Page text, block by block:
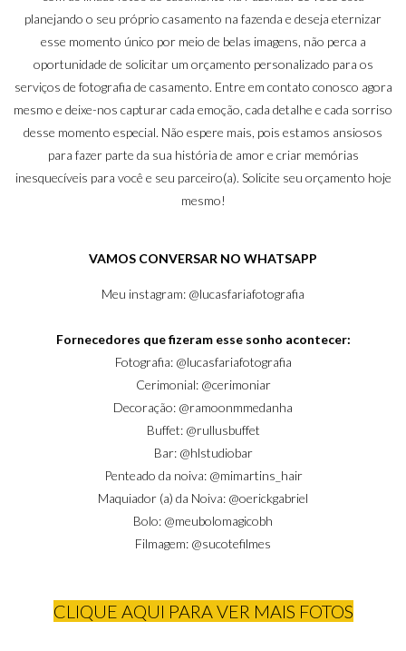
planejando o seu próprio casamento na fazenda e deseja eternizar
esse momento único por meio de belas imagens, não perca a
oportunidade de solicitar um orçamento personalizado para os
serviços de fotografia de casamento. Entre em contato conosco agora
mesmo e deixe-nos capturar cada emoção, cada detalhe e cada sorriso
desse momento especial. Não espere mais, pois estamos ansiosos
para fazer parte da sua história de amor e criar memórias
inesquecíveis para você e seu parceiro(a). Solicite seu orçamento hoje
mesmo!
VAMOS CONVERSAR NO WHATSAPP
Meu instagram: @lucasfariafotografia
Fornecedores que fizeram esse sonho acontecer:
Fotografia: @lucasfariafotografia
Cerimonial: @cerimoniar
Decoração: @ramoonmmedanha
Buffet: @rullusbuffet
Bar: @hlstudiobar
Penteado da noiva: @mimartins_hair
Maquiador (a) da Noiva: @oerickgabriel
Bolo: @meubolomagicobh
Filmagem: @sucotefilmes
CLIQUE AQUI PARA VER MAIS FOTOS